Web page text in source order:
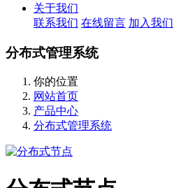
关于我们
联系我们 在线留言 加入我们
分布式管理系统
你的位置
网站首页
产品中心
分布式管理系统